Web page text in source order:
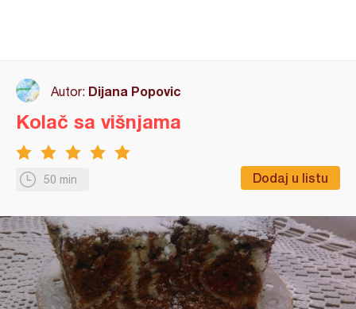
Autor: Dijana Popovic
50 min Dodaj u listu
Kolač sa višnjama